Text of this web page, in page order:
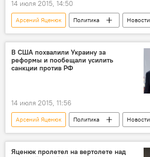
14 июля 2015, 14:50
Арсений Яценюк Политика
Новости
В мире
Словакия
Мукачево
Правый сектор
В США похвалили Украину за
реформы и пообещали усилить
санкции против РФ
14 июля 2015, 11:56
Арсений Яценюк Политика
Новости
Общество
В мире
США
Яценюк пролетел на вертолете над